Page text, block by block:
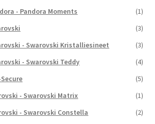
- Pandora Moments
(1)
(3)
- Swarovski Kristalliesineet
(3)
- Swarovski Teddy
(4)
(5)
- Swarovski Matrix
(1)
- Swarovski Constella
(2)